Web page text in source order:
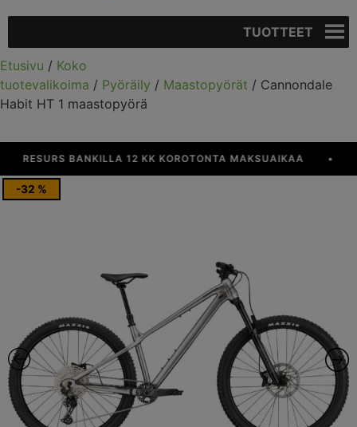
TUOTTEET
Etusivu / Koko
tuotevalikoima / Pyöräily / Maastopyörät / Cannondale
Habit HT 1 maastopyörä
BANKILLA 12 KK KOROTONTA MAKSUAIKAA • YLI
-32 %